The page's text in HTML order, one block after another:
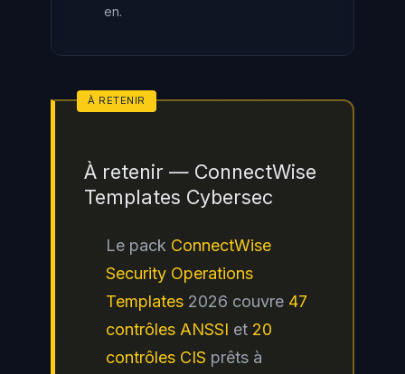
en.
À retenir — ConnectWise
Templates Cybersec
Le pack ConnectWise
Security Operations
Templates 2026 couvre 47
contrôles ANSSI et 20
contrôles CIS prêts à